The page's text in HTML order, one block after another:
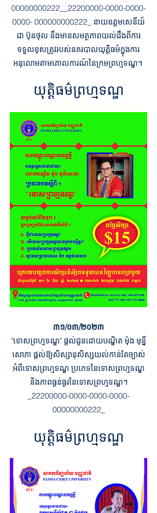
00000000222__22200000-0000-0000-
0000- 000000000222_ នាយឧត្តមសេនីយ៍
ជា ប៊ុនថុល នឹងមានសមត្ថភាពយល់ដឹងពីការ
ទទួលខុសត្រូវរបស់នគរបាលយុត្តិធម៌ក្នុងការ
អនុលោមតាមគោលការណ៍នៃក្រមព្រហ្មទណ្ឌ។
យុត្តិធម៌ព្រហ្មទណ្ឌ
៣១/០៣/២០២៣
"ទោសព្រហ្មទណ្ឌ" ផ្តល់ជូនដោយបណ្ឌិត ម៉ុង មុន្នី
សោភា ផ្តល់ឱ្យសិស្សានុសិស្សយល់កាន់តែច្បាស់
អំពីទោសព្រហ្មទណ្ឌ ប្រភេទនៃទោសព្រហ្មទណ្ឌ
និងភាពធ្ងន់ធ្ងរនៃទោសព្រហ្មទណ្ឌ។
_22200000-0000-0000-0000-
00000000222_
យុត្តិធម៌ព្រហ្មទណ្ឌ